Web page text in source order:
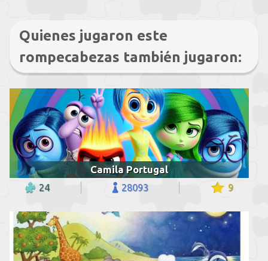
Quienes jugaron este
rompecabezas también jugaron:
Camila Portugal
24 28093 9